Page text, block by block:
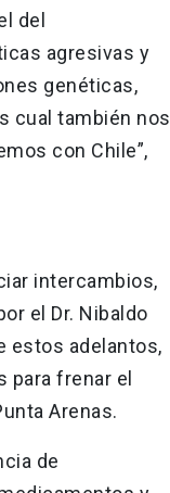
del
agresivas y
genéticas,
cual también nos
con Chile”,
intercambios,
el Dr. Nibaldo
estos adelantos,
frenar el
Arenas.
de